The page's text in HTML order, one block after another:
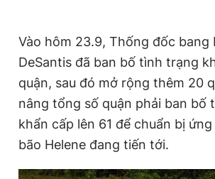
Vào hôm 23.9, Thống đốc bang
DeSantis đã ban bố tình trạng
quận, sau đó mở rộng thêm 20
nâng tổng số quận phải ban bố
khẩn cấp lên 61 để chuẩn bị
bão Helene đang tiến tới.